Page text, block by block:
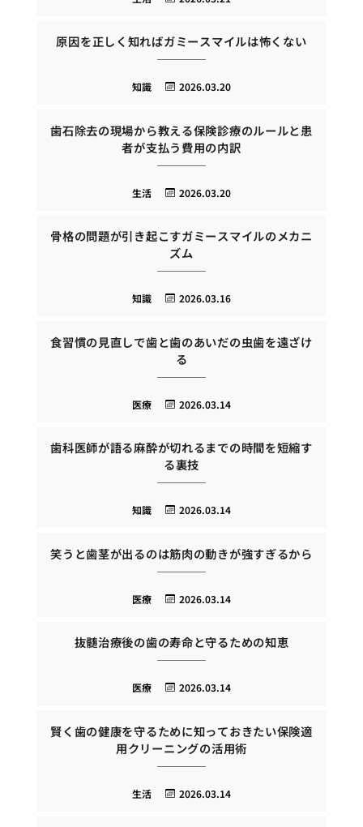
原因を正しく知ればガミースマイルは怖くない
2026.03.20
知識
歯石除去の現場から教える保険診療のルールと患
者が支払う費用の内訳
2026.03.20
生活
骨格の問題が引き起こすガミースマイルのメカニ
ズム
2026.03.16
知識
食習慣の見直しで歯と歯のあいだの虫歯を遠ざけ
る
2026.03.14
医療
歯科医師が語る麻酔が切れるまでの時間を短縮す
る裏技
2026.03.14
知識
笑うと歯茎が出るのは筋肉の動きが強すぎるから
2026.03.14
医療
抜髄治療後の歯の寿命と守るための知恵
2026.03.14
医療
賢く歯の健康を守るために知っておきたい保険適
用クリーニングの活用術
2026.03.14
生活